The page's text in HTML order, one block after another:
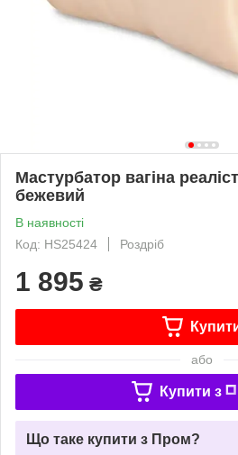
Мастурбатор вагіна
бежевий
В наявності
Код: HS25424
Роздріб
1 895 ₴
або
Купити з
Що таке купити з Пром?